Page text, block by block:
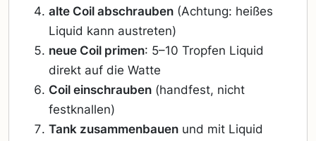
alte Coil abschrauben (Achtung: heißes
Liquid kann austreten)
neue Coil primen: 5–10 Tropfen Liquid
direkt auf die Watte
Coil einschrauben (handfest, nicht
festknallen)
Tank zusammenbauen und mit Liquid